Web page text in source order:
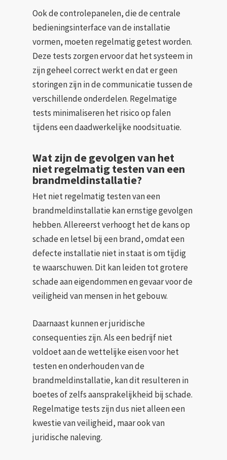
Ook de controlepanelen, die de centrale
bedieningsinterface van de installatie
vormen, moeten regelmatig getest worden.
Deze tests zorgen ervoor dat het systeem in
zijn geheel correct werkt en dat er geen
storingen zijn in de communicatie tussen de
verschillende onderdelen. Regelmatige
tests minimaliseren het risico op falen
tijdens een daadwerkelijke noodsituatie.
Wat zijn de gevolgen van het
niet regelmatig testen van een
brandmeldinstallatie?
Het niet regelmatig testen van een
brandmeldinstallatie kan ernstige gevolgen
hebben. Allereerst verhoogt het de kans op
schade en letsel bij een brand, omdat een
defecte installatie niet in staat is om tijdig
te waarschuwen. Dit kan leiden tot grotere
schade aan eigendommen en gevaar voor de
veiligheid van mensen in het gebouw.
Daarnaast kunnen er juridische
consequenties zijn. Als een bedrijf niet
voldoet aan de wettelijke eisen voor het
testen en onderhouden van de
brandmeldinstallatie, kan dit resulteren in
boetes of zelfs aansprakelijkheid bij schade.
Regelmatige tests zijn dus niet alleen een
kwestie van veiligheid, maar ook van
juridische naleving.